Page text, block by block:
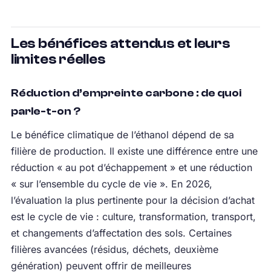
Les bénéfices attendus et leurs
limites réelles
Réduction d’empreinte carbone : de quoi
parle-t-on ?
Le bénéfice climatique de l’éthanol dépend de sa
filière de production. Il existe une différence entre une
réduction « au pot d’échappement » et une réduction
« sur l’ensemble du cycle de vie ». En 2026,
l’évaluation la plus pertinente pour la décision d’achat
est le cycle de vie : culture, transformation, transport,
et changements d’affectation des sols. Certaines
filières avancées (résidus, déchets, deuxième
génération) peuvent offrir de meilleures